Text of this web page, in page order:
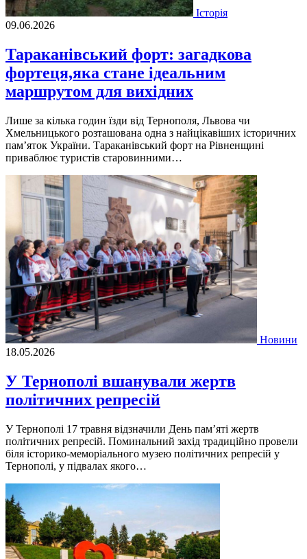
Історія
09.06.2026
Тараканівський форт: загадкова
фортеця,яка стане ідеальним
маршрутом для вихідних
Лише за кілька годин їзди від Тернополя, Львова чи
Хмельницького розташована одна з найцікавіших історичних
пам’яток України. Тараканівський форт на Рівненщині
приваблює туристів старовинними…
Новини
18.05.2026
У Тернополі вшанували жертв
політичних репресій
У Тернополі 17 травня відзначили День пам’яті жертв
політичних репресій. Поминальний захід традиційно провели
біля історико-меморіального музею політичних репресій у
Тернополі, у підвалах якого…